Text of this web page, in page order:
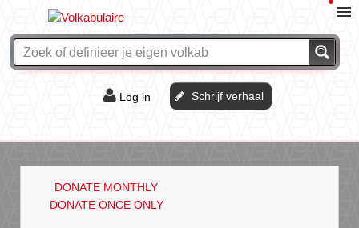
Log in Schrijf verhaal
DONATE MONTHLY
DONATE ONCE ONLY